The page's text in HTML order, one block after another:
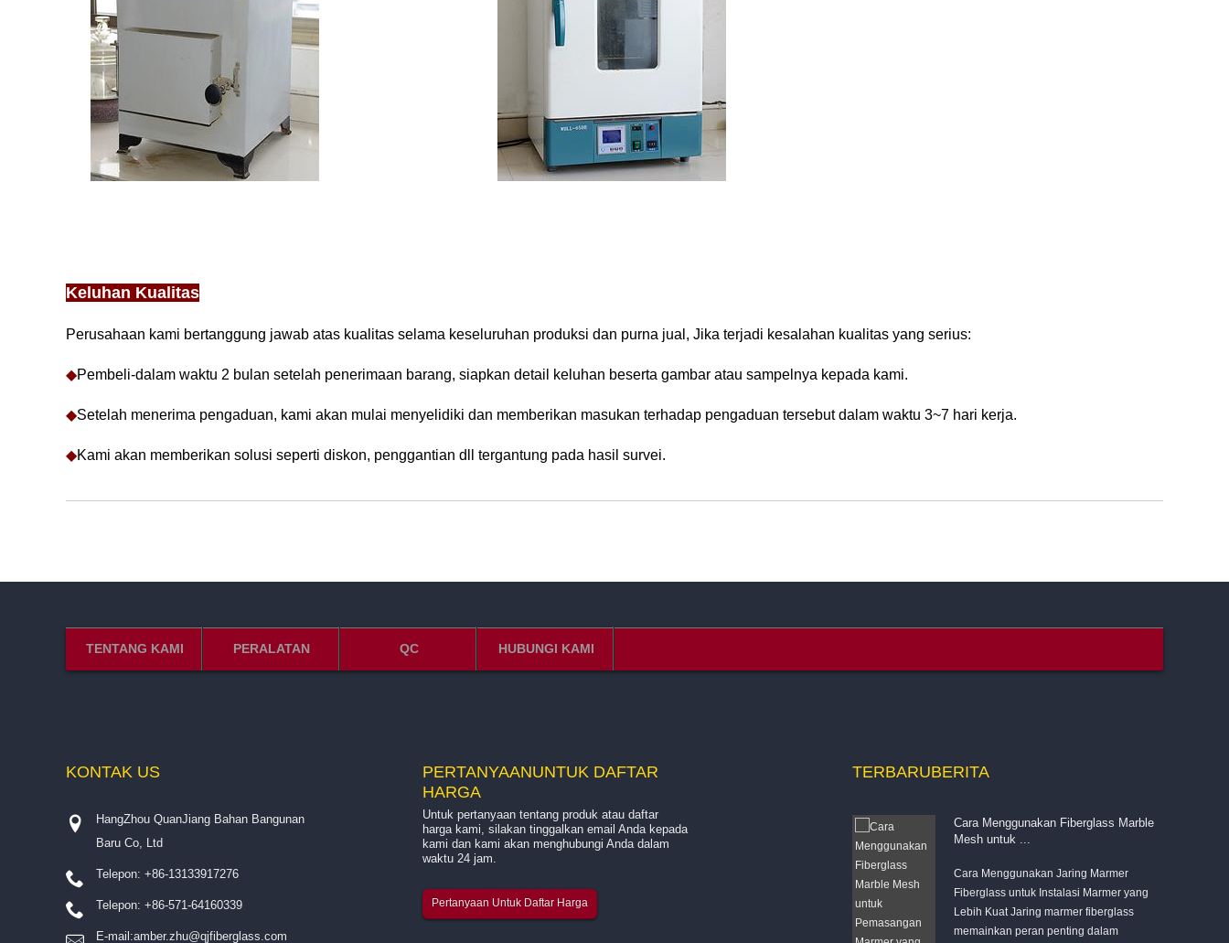
Keluhan Kualitas
Perusahaan kami bertanggung jawab atas kualitas selama keseluruhan produksi dan purna jual, Jika terjadi kesalahan kualitas yang serius:
◆Pembeli-dalam waktu 2 bulan setelah penerimaan barang, siapkan detail keluhan beserta gambar atau sampelnya kepada kami.
◆Setelah menerima pengaduan, kami akan mulai menyelidiki dan memberikan masukan terhadap pengaduan tersebut dalam waktu 3~7 hari kerja.
◆Kami akan memberikan solusi seperti diskon, penggantian dll tergantung pada hasil survei.
TENTANG KAMI PERALATAN QC HUBUNGI KAMI
KONTAK US
HangZhou QuanJiang Bahan Bangunan
Baru Co, Ltd
Telepon: +86-13133917276
Telepon: +86-571-64160339
E-mail:amber.zhu@qjfiberglass.com
PERTANYAANUNTUK DAFTAR
HARGA
Untuk pertanyaan tentang produk atau daftar
harga kami, silakan tinggalkan email Anda kepada
kami dan kami akan menghubungi Anda dalam
waktu 24 jam.
Pertanyaan Untuk Daftar Harga
TERBARUBERITA
Pengenalan tentang kaca perusahaan kami...
produsen terkemuka yang mengkhususkan diri dalam
produksi benang fiberglass, kain mesh fiberglass, dan sabuk
Cara Menggunakan Fiberglass Marble
Mesh untuk ...
Cara Menggunakan Jaring Marmer
Fiberglass untuk Instalasi Marmer yang
Lebih Kuat Jaring marmer fiberglass
memainkan peran penting dalam